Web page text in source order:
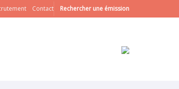
Contact Rechercher une émission